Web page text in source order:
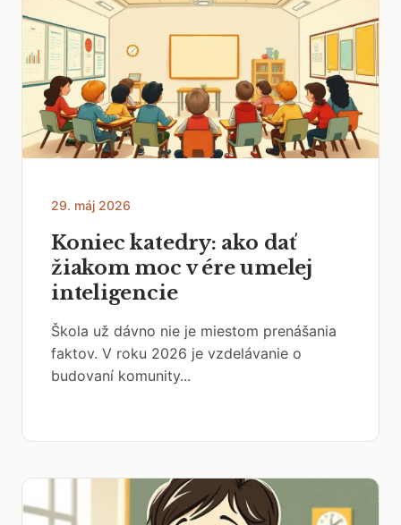
29. máj 2026
Koniec katedry: ako dať
žiakom moc v ére umelej
inteligencie
Škola už dávno nie je miestom prenášania
faktov. V roku 2026 je vzdelávanie o
budovaní komunity...